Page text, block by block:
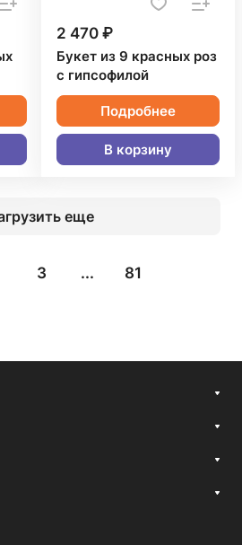
2 470 ₽
Букет из 9 красных роз
с гипсофилой
Подробнее
В корзину
еще
3 ... 81